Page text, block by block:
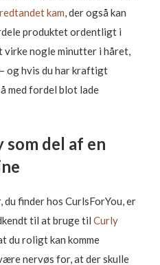
kam , der også kan
produktet ordentligt i
nogle minutter i håret,
og hvis du har kraftigt
med fordel blot lade
del af en
finder hos CurlsForYou, er
til at bruge til Curly
du roligt kan komme
nervøs for, at der skulle